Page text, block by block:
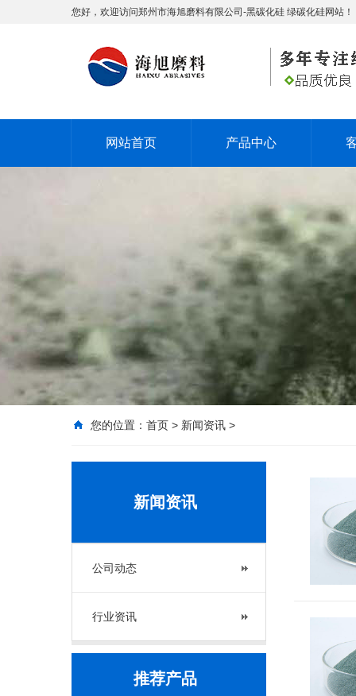
您好，欢迎访问郑州市海旭磨料有限公司-黑碳化硅 绿碳化硅网站！
网站首页 产品中心
您的位置： 首页 > 新闻资讯 >
新闻资讯
公司动态
行业资讯
推荐产品